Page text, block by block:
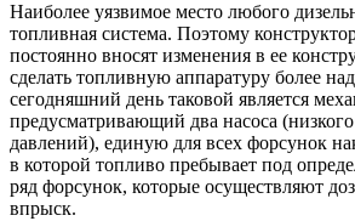
Наиболее уязвимое место любого
топливная система. Поэтому
постоянно вносят изменения в ее
сделать топливную аппаратуру более
сегодняшний день таковой является
предусматривающий два насоса
давлений), единую для всех форсунок
в которой топливо пребывает под
ряд форсунок, которые осуществляют
впрыск.